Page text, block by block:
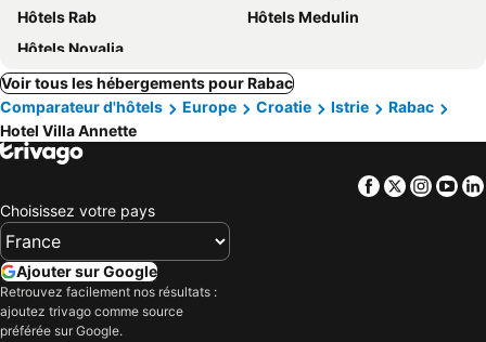
Hôtels Rab
Hôtels Medulin
Hôtels Novalja
Voir tous les hébergements pour Rabac
Comparateur d'hôtels
Europe Croatie Istrie
Rabac
Hotel Villa Annette
Facebook
Twitter
Choisissez votre pays
Ajouter sur Google
Retrouvez facilement nos résultats :
ajoutez trivago comme source
préférée sur Google.